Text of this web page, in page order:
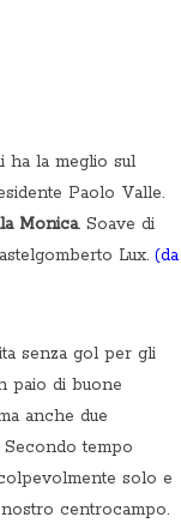
ha la meglio sul
Paolo Valle.
Monica. Soave di
Lux. (da
senza gol per gli
paio di buone
anche due
tempo
solo e
centrocampo.